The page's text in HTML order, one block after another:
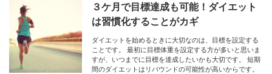
３ケ月で目標達成も可能！ダイエット
は習慣化することがカギ
ダイエットを始めるときに大切なのは、目標を設定する
ことです。 最初に目標体重を設定する方が多いと思いま
すが、いつまでに目標を達成したいかも大切です。 短期
間のダイエットはリバウンドの可能性が高いからです。